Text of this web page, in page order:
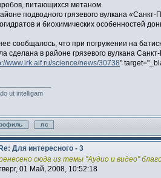
питающихся метаном.
подводного грязевого вулкана
и биохимических особенностей
сообщалось, что при погружении на
сделана в районе грязевого вулкана
www.irk.aif.ru/science/news/30738"
ut intelligam
Профиль
Отправить личное
Re: Для интересного - 3
сюда из темы "Аудио и видео"
01 Май, 2008, 10:52:18